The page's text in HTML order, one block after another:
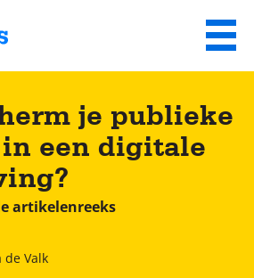
over en ga naar de inhoud
Menu
je publieke
een digitale
artikelenreeks
de Valk